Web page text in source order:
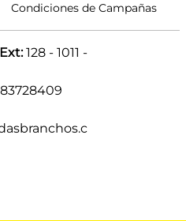
Condiciones de Campañas
Ext: 128 - 1011 -